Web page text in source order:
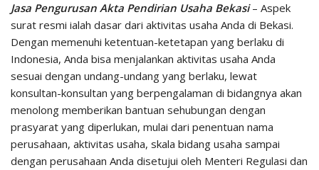
Jasa Pengurusan Akta Pendirian Usaha Bekasi– Aspek
surat resmi ialah dasar dari aktivitas usaha Anda di Bekasi.
Dengan memenuhi ketentuan-ketetapan yang berlaku di
Indonesia, Anda bisa menjalankan aktivitas usaha Anda
sesuai dengan undang-undang yang berlaku, lewat
konsultan-konsultan yang berpengalaman di bidangnya akan
menolong memberikan bantuan sehubungan dengan
prasyarat yang diperlukan, mulai dari penentuan nama
perusahaan, aktivitas usaha, skala bidang usaha sampai
dengan perusahaan Anda disetujui oleh Menteri Regulasi dan